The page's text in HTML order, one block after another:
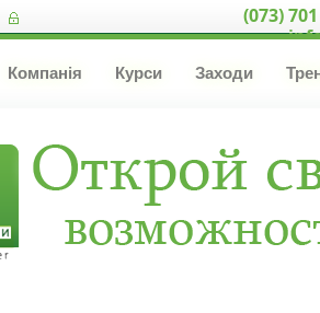
(073)
Компанія Курси Заходи